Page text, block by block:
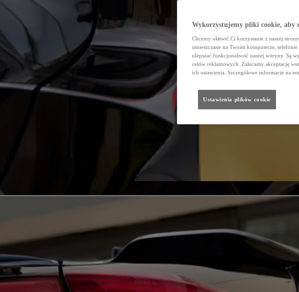
Wykorzystujemy pliki cookie, aby
Chcemy ułatwić Ci korzystanie z naszej
umieszczane na Twoim komputerze,
ulepszać funkcjonalność naszej witryny. Są
celów reklamowych. Zalecamy akceptację
ich ustawienia. Szczegółowe informacje na
Ustawienia plików cookie